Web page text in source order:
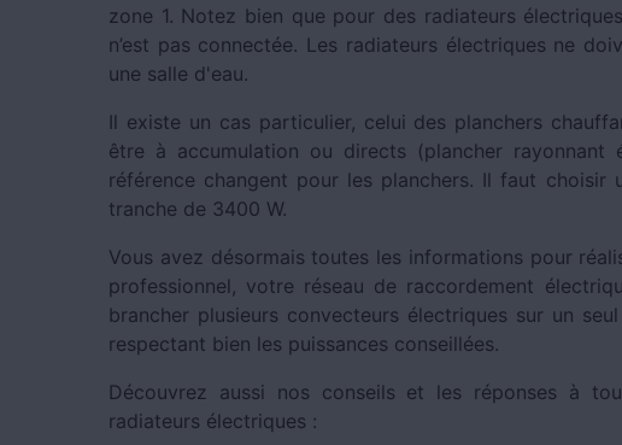
zone 1. Notez bien que pour des radiateurs
n’est pas connectée. Les radiateurs électriques ne
une salle d'eau.
Il existe un cas particulier, celui des planchers
être à accumulation ou directs (plancher rayonnant
référence changent pour les planchers. Il faut choisir
tranche de 3400 W.
Vous avez désormais toutes les informations pour
professionnel, votre réseau de raccordement
brancher plusieurs convecteurs électriques sur un
respectant bien les puissances conseillées.
Découvrez aussi nos conseils et les réponses à
radiateurs électriques :